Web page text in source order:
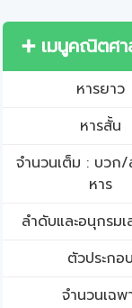
➕ เมนูคณิตศา
หารยาว
หารสั้น
จำนวนเต็ม : บว
หาร
ลำดับและอนุกรม
ตัวประกอบ
จำนวนเฉพ